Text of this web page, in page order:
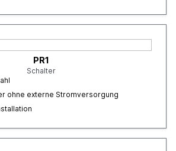
PR1
Schalter
ohne externe Stromversorgung